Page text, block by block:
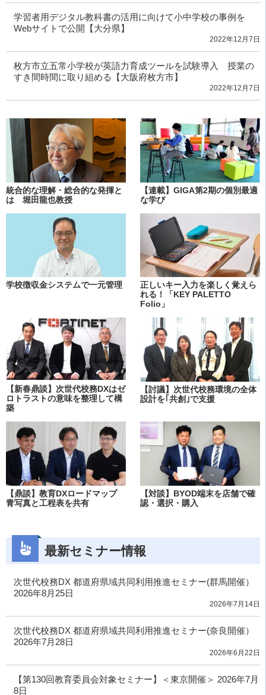
学習者用デジタル教科書の活用に向けて小中学校の事例を
Webサイトで公開【大分県】
2022年12月7日
枚方市立五常小学校が英語力育成ツールを試験導入 授業の
すき間時間に取り組める【大阪府枚方市】
2022年12月7日
統合的な理解・総合的な発揮と
は 堀田龍也教授
【連載】GIGA第2期の個別最適
な学び
学校徴収金システムで一元管理
正しいキー入力を楽しく覚えら
れる！「KEY PALETTO
Folio」
【新春鼎談】次世代校務DXはゼ
ロトラストの意味を整理して構
築
【討議】次世代校務環境の全体
設計を｢共創｣で支援
【鼎談】教育DXロードマップ
青写真と工程表を共有
【対談】BYOD端末を店舗で確
認・選択・購入
最新セミナー情報
次世代校務DX 都道府県域共同利用推進セミナー(群馬開催）
2026年8月25日
2026年7月14日
次世代校務DX 都道府県域共同利用推進セミナー(奈良開催）
2026年7月28日
2026年6月22日
【第130回教育委員会対象セミナー】＜東京開催＞ 2026年7月
8日